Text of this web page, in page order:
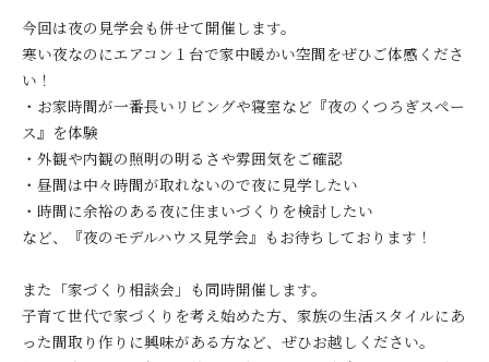
今回は夜の見学会も併せて開催します。
寒い夜なのにエアコン１台で家中暖かい空間をぜひご体感くださ
い！
・お家時間が一番長いリビングや寝室など『夜のくつろぎスペー
ス』を体験
・外観や内観の照明の明るさや雰囲気をご確認
・昼間は中々時間が取れないので夜に見学したい
・時間に余裕のある夜に住まいづくりを検討したい
など、『夜のモデルハウス見学会』もお待ちしております！
また「家づくり相談会」も同時開催します。
子育て世代で家づくりを考え始めた方、家族の生活スタイルにあ
った間取り作りに興味がある方など、ぜひお越しください。